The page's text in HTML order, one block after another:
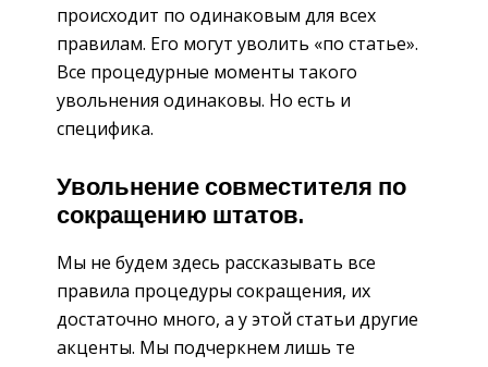
происходит по одинаковым для всех
правилам. Его могут уволить «по статье».
Все процедурные моменты такого
увольнения одинаковы. Но есть и
специфика.
Увольнение совместителя по
сокращению штатов.
Мы не будем здесь рассказывать все
правила процедуры сокращения, их
достаточно много, а у этой статьи другие
акценты. Мы подчеркнем лишь те